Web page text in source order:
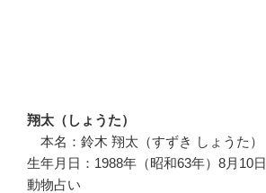
翔太（しょうた）
本名：鈴木 翔太（すずき しょうた）
生年月日：1988年（昭和63年）8月10日
動物占い